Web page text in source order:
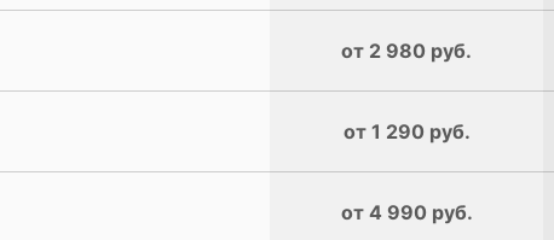
от 2 980 руб.
от 1 290 руб.
от 4 990 руб.